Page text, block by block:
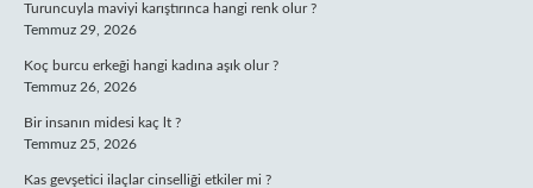
Turuncuyla maviyi karıştırınca hangi renk olur ?
Temmuz 29, 2026
Koç burcu erkeği hangi kadına aşık olur ?
Temmuz 26, 2026
Bir insanın midesi kaç lt ?
Temmuz 25, 2026
Kas gevşetici ilaçlar cinselliği etkiler mi ?